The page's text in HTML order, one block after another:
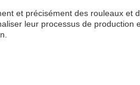
et précisément des rouleaux et
leur processus de production